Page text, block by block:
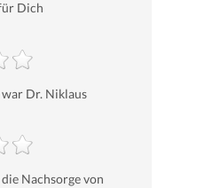
Dich
Dr. Niklaus
Nachsorge von